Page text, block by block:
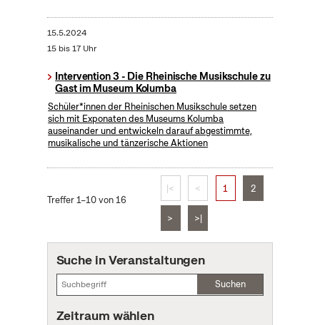
15.5.2024
15 bis 17 Uhr
Intervention 3 - Die Rheinische Musikschule zu
Gast im Museum Kolumba
Schüler*innen der Rheinischen Musikschule setzen
sich mit Exponaten des Museums Kolumba
auseinander und entwickeln darauf abgestimmte,
musikalische und tänzerische Aktionen
Treffer 1–10 von 16
|< < 1 2
> >|
Suche in Veranstaltungen
Suchen
Zeitraum wählen